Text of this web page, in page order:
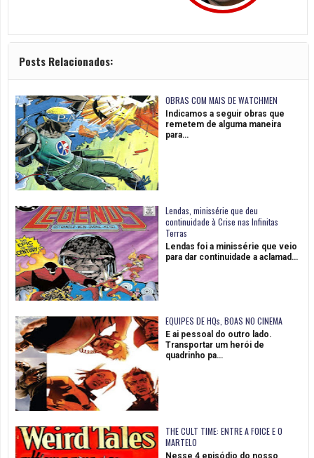
Posts Relacionados:
OBRAS COM MAIS DE WATCHMEN
Indicamos a seguir obras que
remetem de alguma maneira
para…
Lendas, minissérie que deu
continuidade à Crise nas Infinitas
Terras
Lendas foi a minissérie que veio
para dar continuidade a aclamad…
EQUIPES DE HQs, BOAS NO CINEMA
E ai pessoal do outro lado.
Transportar um herói de
quadrinho pa…
THE CULT TIME: ENTRE A FOICE E O
MARTELO
Nesse 4 episódio do nosso